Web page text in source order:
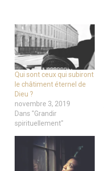
Qui sont ceux qui subiront
le châtiment éternel de
Dieu ?
novembre 3, 2019
Dans "Grandir
spirituellement"